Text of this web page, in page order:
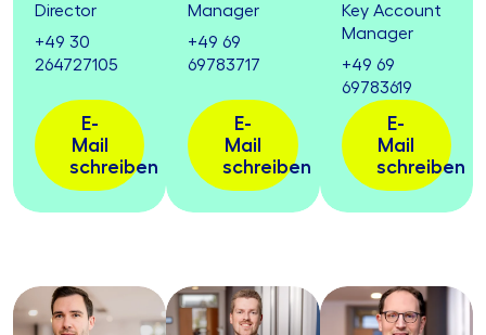
Director
+49 30
264727105
E-
Mail
schreiben
Manager
+49 69
69783717
E-
Mail
schreiben
Key Account
Manager
+49 69
69783619
E-
Mail
schreiben